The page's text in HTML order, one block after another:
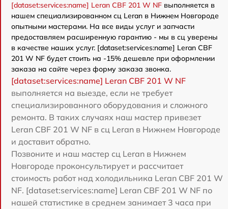
[dataset:services:name] Leran CBF 201 W NF выполняется в
нашем специализированном сц Leran в Нижнем Новгороде
опытными мастерами. На все виды услуг и запчасти
предоставляем расширенную гарантию - мы в сц уверены
в качестве наших услуг. [dataset:services:name] Leran CBF
201 W NF будет стоить на -15% дешевле при оформлении
заказа на сайте через форму заказа звонка.
[dataset:services:name] Leran CBF 201 W NF
выполняется на выезде, если не требует
специализированного оборудования и сложного
ремонта. В таких случаях наш мастер привезет
Leran CBF 201 W NF в сц Leran в Нижнем Новгороде
и доставит обратно.
Позвоните и наш мастер сц Leran в Нижнем
Новгороде проконсультирует и рассчитает
стоимость работ над холодильника Leran CBF 201 W
NF. [dataset:services:name] Leran CBF 201 W NF по
нашей статистике в среднем занимает 3 часа при